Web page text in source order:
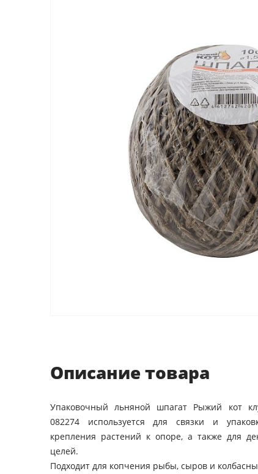
Описание товара
Упаковочный льняной шпагат Рыжий кот
082274 используется для связки и
крепления растений к опоре, а также для
целей.
Подходит для копчения рыбы, сыров и